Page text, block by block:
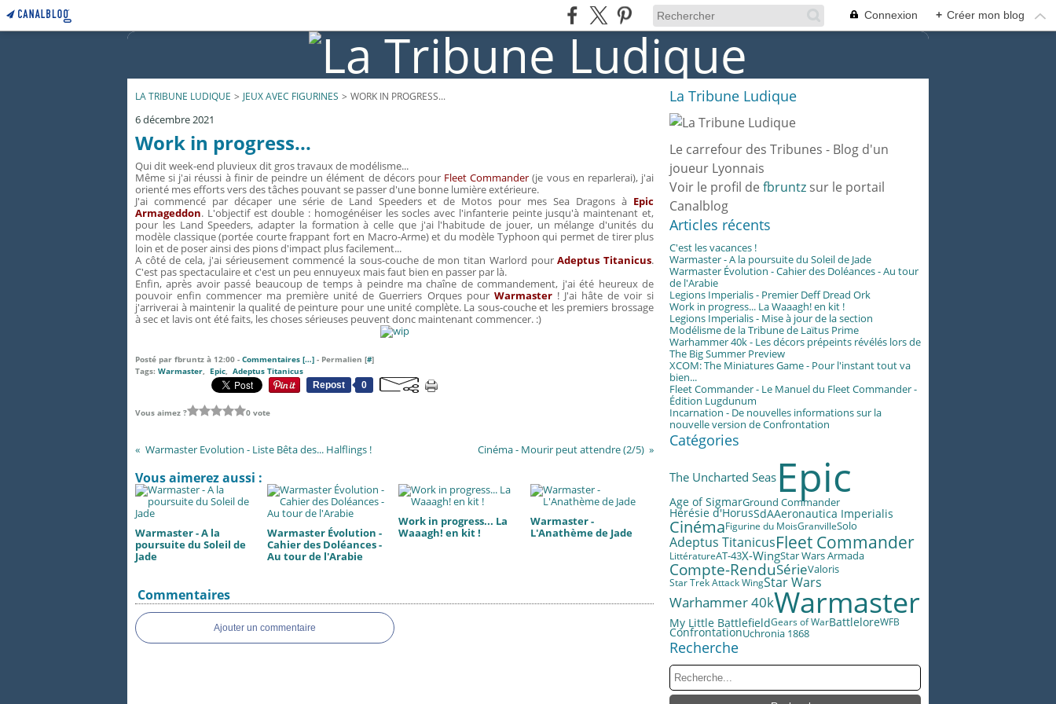
Connexion + Créer mon blog
LA TRIBUNE LUDIQUE > JEUX AVEC FIGURINES > WORK IN PROGRESS...
6 décembre 2021
Work in progress...
Qui dit week-end pluvieux dit gros travaux de modélisme...
Même si j'ai réussi à finir de peindre un élément de décors pour Fleet Commander (je vous en reparlerai), j'ai
orienté mes efforts vers des tâches pouvant se passer d'une bonne lumière extérieure.
J'ai commencé par décaper une série de Land Speeders et de Motos pour mes Sea Dragons à Epic
Armageddon. L'objectif est double : homogénéiser les socles avec l'infanterie peinte jusqu'à maintenant et,
pour les Land Speeders, adapter la formation à celle que j'ai l'habitude de jouer, un mélange d'unités du
modèle classique (portée courte frappant fort en Macro-Arme) et du modèle Typhoon qui permet de tirer plus
loin et de poser ainsi des pions d'impact plus facilement...
A côté de cela, j'ai sérieusement commencé la sous-couche de mon titan Warlord pourAdeptus Titanicus.
C'est pas spectaculaire et c'est un peu ennuyeux mais faut bien en passer par là.
Enfin, après avoir passé beaucoup de temps à peindre ma chaîne de commandement, j'ai été heureux de
pouvoir enfin commencer ma première unité de Guerriers Orques pour Warmaster! J'ai hâte de voir si
j'arriverai à maintenir la qualité de peinture pour une unité complète. La sous-couche et les premiers brossage
à sec et lavis ont été faits, les choses sérieuses peuvent donc maintenant commencer. :)
Posté par fbruntz à 12:00 - Commentaires […] - Permalien [#]
Tags: Warmaster, Epic, Adeptus Titanicus
Repost
0
Vous aimez ? 0 vote
Warmaster Evolution - Liste Bêta des... Halflings ! Cinéma - Mourir peut attendre (2/5)
Vous aimerez aussi :
Warmaster - A la
poursuite du Soleil de
Jade
Warmaster Évolution -
Cahier des Doléances -
Au tour de l'Arabie
Work in progress... La
Waaagh! en kit !
Warmaster -
L'Anathème de Jade
Commentaires
Ajouter un commentaire
La Tribune Ludique
Le carrefour des Tribunes - Blog d'un
joueur Lyonnais
Voir le profil de fbruntz sur le portail
Canalblog
Articles récents
C'est les vacances !
Warmaster - A la poursuite du Soleil de Jade
Warmaster Évolution - Cahier des Doléances - Au tour
de l'Arabie
Legions Imperialis - Premier Deff Dread Ork
Work in progress... La Waaagh! en kit !
Legions Imperialis - Mise à jour de la section
Modélisme de la Tribune de Laïtus Prime
Warhammer 40k - Les décors prépeints révélés lors de
The Big Summer Preview
XCOM: The Miniatures Game - Pour l'instant tout va
bien...
Fleet Commander - Le Manuel du Fleet Commander -
Édition Lugdunum
Incarnation - De nouvelles informations sur la
nouvelle version de Confrontation
Catégories
The Uncharted Seas Epic
Age of SigmarGround Commander
Hérésie d'HorusSdAAeronautica Imperialis
CinémaFigurine du MoisGranvilleSolo
Adeptus TitanicusFleet Commander
LittératureAT-43X-WingStar Wars Armada
Compte-RenduSérieValoris
Star Trek Attack WingStar Wars
Warhammer 40kWarmaster
My Little BattlefieldGears of WarBattleloreWFB
ConfrontationUchronia 1868
Recherche